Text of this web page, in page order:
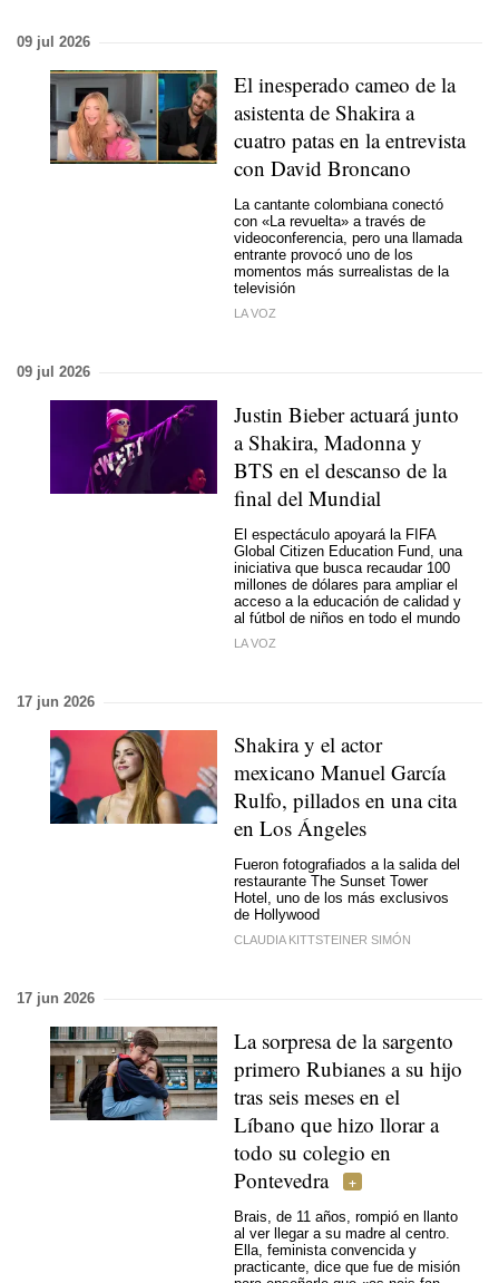
09 jul 2026
El inesperado cameo de la
asistenta de Shakira a
cuatro patas en la entrevista
con David Broncano
La cantante colombiana conectó
con «La revuelta» a través de
videoconferencia, pero una llamada
entrante provocó uno de los
momentos más surrealistas de la
televisión
LA VOZ
09 jul 2026
Justin Bieber actuará junto
a Shakira, Madonna y
BTS en el descanso de la
final del Mundial
El espectáculo apoyará la FIFA
Global Citizen Education Fund, una
iniciativa que busca recaudar 100
millones de dólares para ampliar el
acceso a la educación de calidad y
al fútbol de niños en todo el mundo
LA VOZ
17 jun 2026
Shakira y el actor
mexicano Manuel García
Rulfo, pillados en una cita
en Los Ángeles
Fueron fotografiados a la salida del
restaurante The Sunset Tower
Hotel, uno de los más exclusivos
de Hollywood
CLAUDIA KITTSTEINER SIMÓN
17 jun 2026
La sorpresa de la sargento
primero Rubianes a su hijo
tras seis meses en el
Líbano que hizo llorar a
todo su colegio en
Pontevedra
Brais, de 11 años, rompió en llanto
al ver llegar a su madre al centro.
Ella, feminista convencida y
practicante, dice que fue de misión